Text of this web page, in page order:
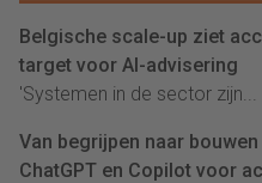
Belgische scale-up ziet
target voor AI-advisering
'Systemen in de sector zijn...
Van begrijpen naar
ChatGPT en Copilot voor